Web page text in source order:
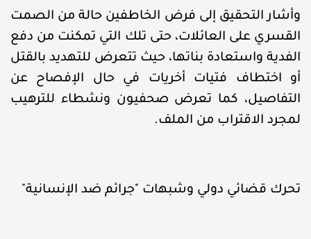
وأشار التحقيق إلى فرض الخاطفين حالة من الصمت
القسري على العائلات، حتى تلك التي تمكنت من دفع
الفدية واستعادة بناتها، حيث تتعرض للتهديد بالقتل
أو اختطاف فتيات أخريات في حال الإفصاح عن
التفاصيل، كما تعرض صحفيون ونشطاء للترهيب
لمجرد الاقتراب من الملف.
تحرك قضائي دولي وشبهات "جرائم ضد الإنسانية"